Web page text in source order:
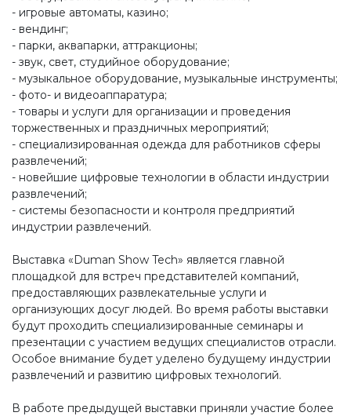
- игровые автоматы, казино;
- вендинг;
- парки, аквапарки, аттракционы;
- звук, свет, студийное оборудование;
- музыкальное оборудование, музыкальные инструменты;
- фото- и видеоаппаратура;
- товары и услуги для организации и проведения
торжественных и праздничных мероприятий;
- специализированная одежда для работников сферы
развлечений;
- новейшие цифровые технологии в области индустрии
развлечений;
- системы безопасности и контроля предприятий
индустрии развлечений.
Выставка «Duman Show Tech» является главной
площадкой для встреч представителей компаний,
предоставляющих развлекательные услуги и
организующих досуг людей. Во время работы выставки
будут проходить специализированные семинары и
презентации с участием ведущих специалистов отрасли.
Особое внимание будет уделено будущему индустрии
развлечений и развитию цифровых технологий.
В работе предыдущей выставки приняли участие более